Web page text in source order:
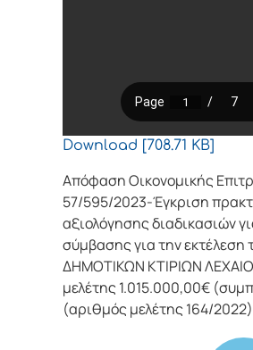
Download [708.71 KB]
Απόφαση Οικονομικής
57/595/2023-Έγκριση
αξιολόγησης διαδικασιών
σύμβασης για την
ΔΗΜΟΤΙΚΩΝ ΚΤΙΡΙΩΝ
μελέτης 1.015.000,00€
(αριθμός μελέτης 164/2022)